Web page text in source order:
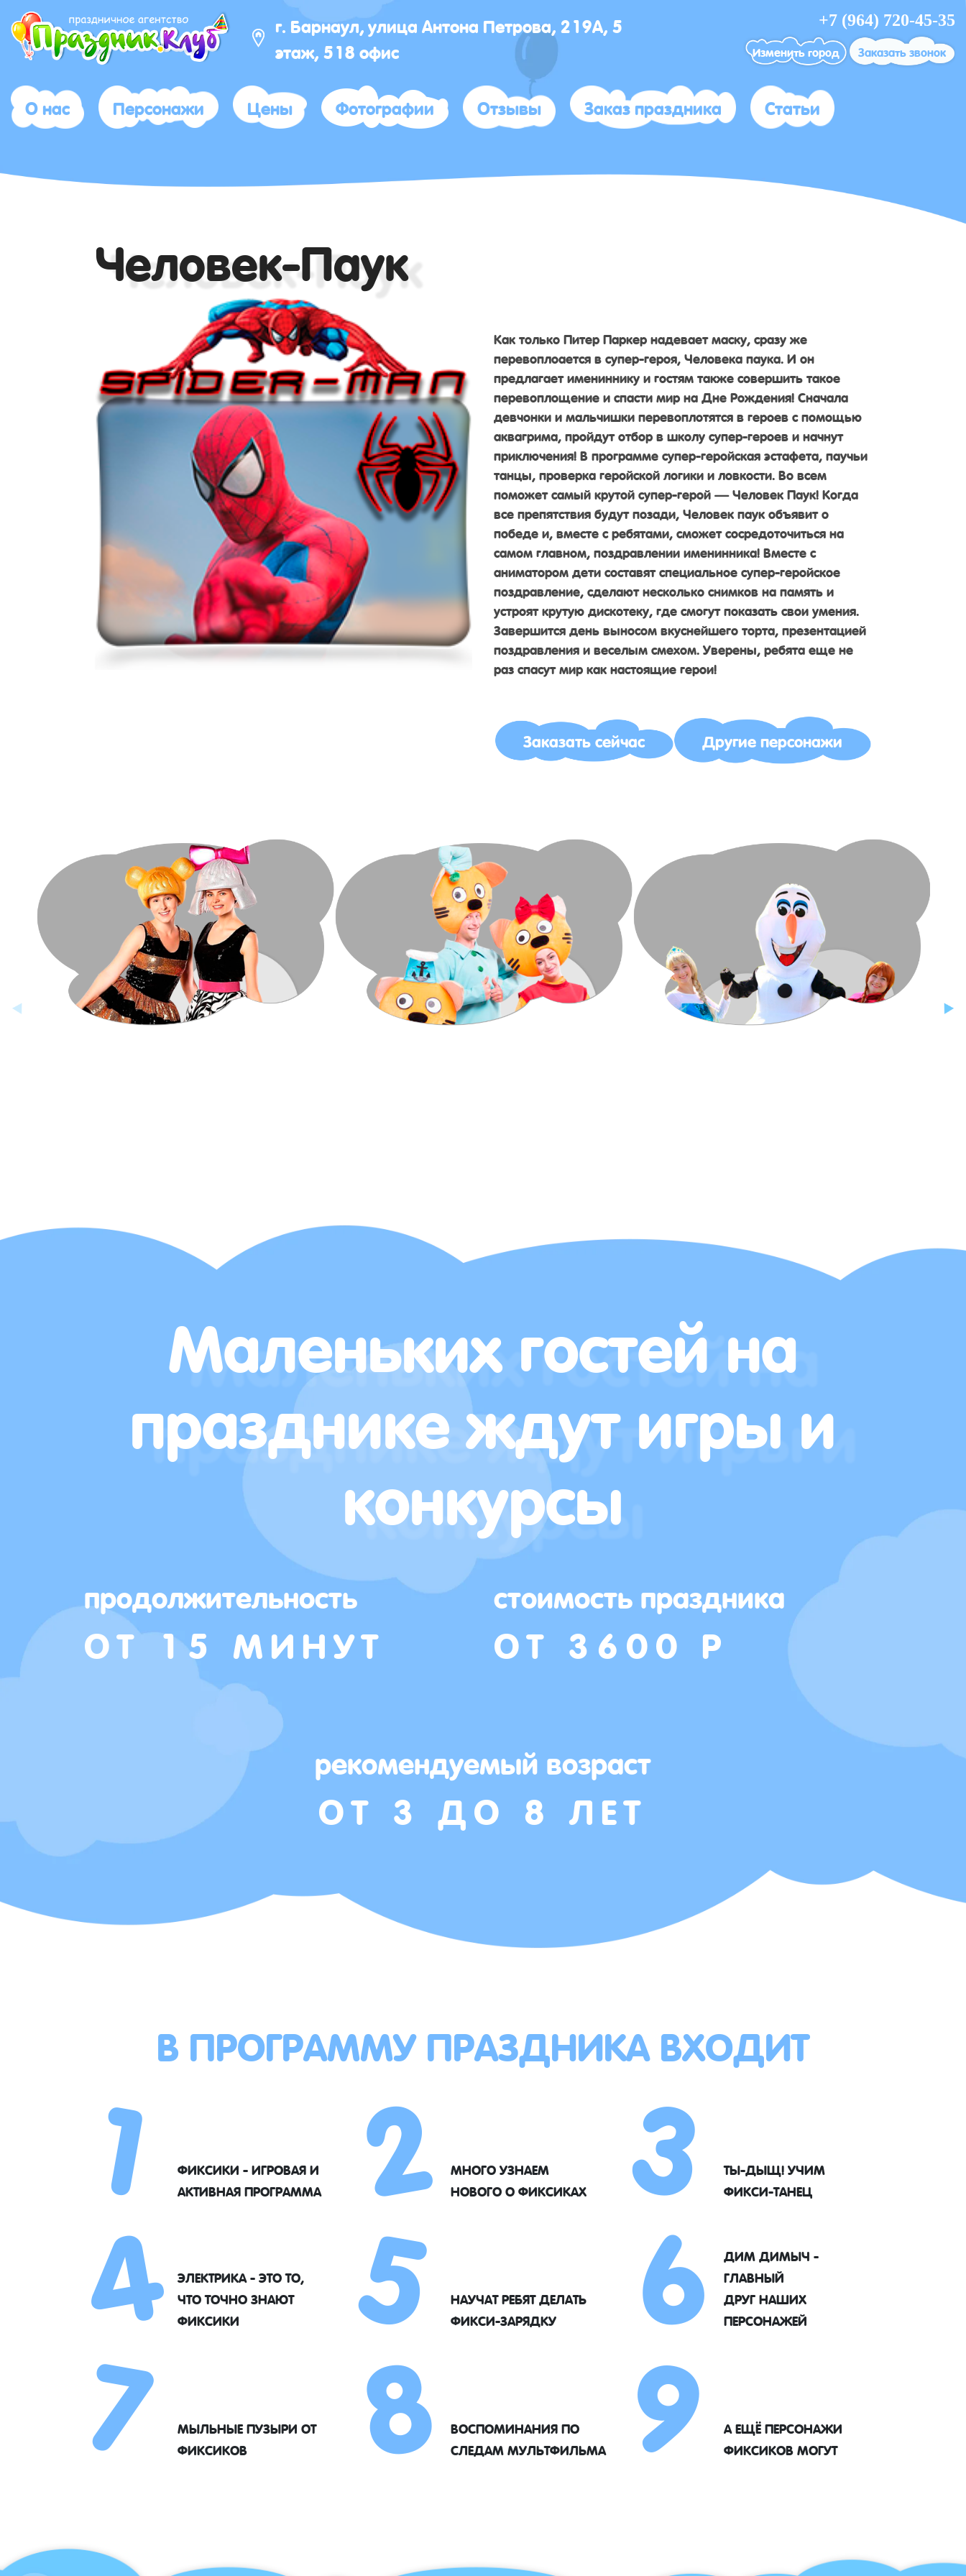
г. Барнаул, улица Антона Петрова, 219А, 5
этаж, 518 офис
+7 (964) 720-45-35
Изменить город Заказать звонок
О нас Персонажи Цены Фотографии Отзывы Заказ праздника Статьи
Человек-Паук
Как только Питер Паркер надевает маску, сразу же
перевоплоается в супер-героя, Человека паука. И он
предлагает имениннику и гостям также совершить такое
перевоплощение и спасти мир на Дне Рождения! Сначала
девчонки и мальчишки перевоплотятся в героев с помощью
аквагрима, пройдут отбор в школу супер-героев и начнут
приключения! В программе супер-геройская эстафета, паучьи
танцы, проверка геройской логики и ловкости. Во всем
поможет самый крутой супер-герой — Человек Паук! Когда
все препятствия будут позади, Человек паук объявит о
победе и, вместе с ребятами, сможет сосредоточиться на
самом главном, поздравлении именинника! Вместе с
аниматором дети составят специальное супер-геройское
поздравление, сделают несколько снимков на память и
устроят крутую дискотеку, где смогут показать свои умения.
Завершится день выносом вкуснейшего торта, презентацией
поздравления и веселым смехом. Уверены, ребята еще не
раз спасут мир как настоящие герои!
Заказать сейчас Другие персонажи
Маленьких гостей на
празднике ждут игры и
конкурсы
продолжительность
ОТ 15 МИНУТ
стоимость праздника
ОТ 3600 Р
рекомендуемый возраст
ОТ 3 ДО 8 ЛЕТ
В ПРОГРАММУ ПРАЗДНИКА ВХОДИТ
1ФИКСИКИ - ИГРОВАЯ И
АКТИВНАЯ ПРОГРАММА
2МНОГО УЗНАЕМ
НОВОГО О ФИКСИКАХ
3ТЫ-ДЫЩ! УЧИМ
ФИКСИ-ТАНЕЦ
4ЭЛЕКТРИКА - ЭТО ТО,
ЧТО ТОЧНО ЗНАЮТ
ФИКСИКИ
5НАУЧАТ РЕБЯТ ДЕЛАТЬ
ФИКСИ-ЗАРЯДКУ
6ДИМ ДИМЫЧ -
ГЛАВНЫЙ
ДРУГ НАШИХ
ПЕРСОНАЖЕЙ
7МЫЛЬНЫЕ ПУЗЫРИ ОТ
ФИКСИКОВ
8ВОСПОМИНАНИЯ ПО
СЛЕДАМ МУЛЬТФИЛЬМА
9А ЕЩЁ ПЕРСОНАЖИ
ФИКСИКОВ МОГУТ